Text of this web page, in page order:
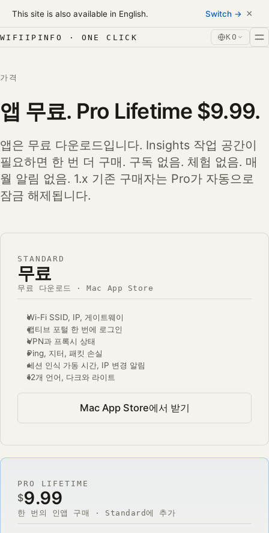
This site is also available in English. Switch → ×
본문으로 건너뛰기
WIFIIPINFO · ONE CLICK KO
가격
앱 무료. Pro Lifetime $9.99.
앱은 무료 다운로드입니다. Insights 작업 공간이
필요하면 한 번 더 구매. 구독 없음. 체험 없음. 매
월 알림 없음. 1.x 기존 구매자는 Pro가 자동으로
잠금 해제됩니다.
플랜
STANDARD
무료
무료 다운로드 · Mac App Store
Wi-Fi SSID, IP, 게이트웨이
캡티브 포털 한 번에 로그인
VPN과 프록시 상태
Ping, 지터, 패킷 손실
세션 인식 가동 시간, IP 변경 알림
12개 언어, 다크와 라이트
Mac App Store에서 받기
PRO LIFETIME
$9.99
한 번의 인앱 구매 · Standard에 추가